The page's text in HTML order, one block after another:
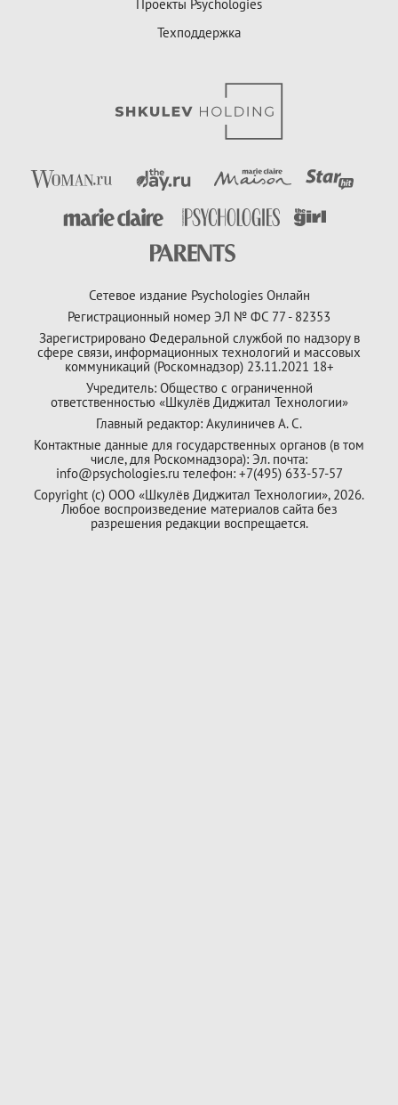
Проекты Psychologies
Техподдержка
Сетевое издание Psychologies Онлайн
Регистрационный номер ЭЛ № ФС 77 - 82353
Зарегистрировано Федеральной службой по надзору в
сфере связи, информационных технологий и массовых
коммуникаций (Роскомнадзор) 23.11.2021 18+
Учредитель: Общество с ограниченной
ответственностью «Шкулёв Диджитал Технологии»
Главный редактор: Акулиничев А. С.
Контактные данные для государственных органов (в том
числе, для Роскомнадзора): Эл. почта:
info@psychologies.ru телефон: +7(495) 633-57-57
Copyright (с) ООО «Шкулёв Диджитал Технологии», 2026.
Любое воспроизведение материалов сайта без
разрешения редакции воспрещается.